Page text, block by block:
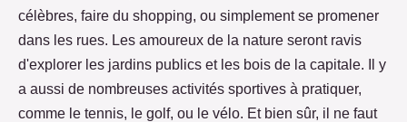
célèbres, faire du shopping, ou simplement se promener
dans les rues. Les amoureux de la nature seront ravis
d'explorer les jardins publics et les bois de la capitale. Il y
a aussi de nombreuses activités sportives à pratiquer,
comme le tennis, le golf, ou le vélo. Et bien sûr, il ne faut